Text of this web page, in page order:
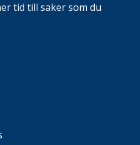
tid till saker som du